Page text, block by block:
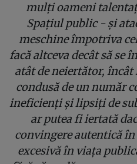
mulți oameni
Spațiul public - și
meschine împotriva
facă altceva decât să se
atât de neiertător, încât
condusă de un număr
ineficienți și lipsiți de
ar putea fi iertată
convingere autentică în
excesivă în viața